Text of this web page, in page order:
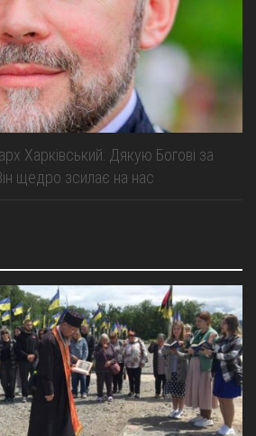
Харківський: Дякую Богові за
щедро зсилає на нас